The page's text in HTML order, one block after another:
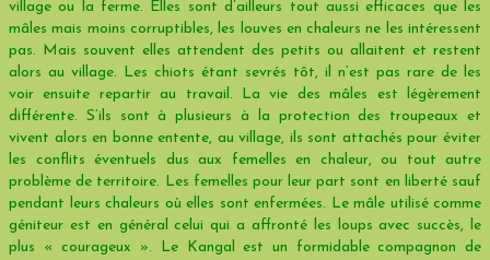
village ou la ferme. Elles sont d’ailleurs tout aussi efficaces que les
mâles mais moins corruptibles, les louves en chaleurs ne les intéressent
pas. Mais souvent elles attendent des petits ou allaitent et restent
alors au village. Les chiots étant sevrés tôt, il n’est pas rare de les
voir ensuite repartir au travail. La vie des mâles est légèrement
différente. S’ils sont à plusieurs à la protection des troupeaux et
vivent alors en bonne entente, au village, ils sont attachés pour éviter
les conflits éventuels dus aux femelles en chaleur, ou tout autre
problème de territoire. Les femelles pour leur part sont en liberté sauf
pendant leurs chaleurs où elles sont enfermées. Le mâle utilisé comme
géniteur est en général celui qui a affronté les loups avec succès, le
plus « courageux ». Le Kangal est un formidable compagnon de